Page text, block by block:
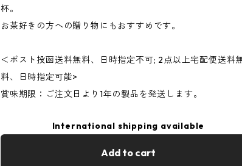
杯。
お茶好きの方への贈り物にもおすすめです。
＜ポスト投函送料無料、日時指定不可; 2点以上宅配便送料
料、日時指定可能>
賞味期限：ご注文日より1年の製品を発送します。
International shipping available
Add to cart